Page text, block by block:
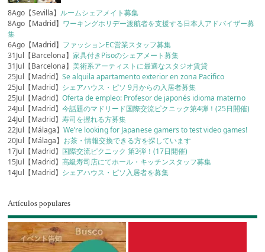
8Ago【Sevilla】 ルームシェアメイト募集
8Ago【Madrid】 ワーキングホリデー渡航者を支援する日本人アドバイザー募
集
6Ago【Madrid】 ファッションEC営業スタッフ募集
31Jul【Barcelona】家具付きPisoのシェアメート募集
31Jul【Barcelona】美術系アーティストに最適なスタジオ賃貸
25Jul【Madrid】Se alquila apartamento exterior en zona Pacifico
25Jul【Madrid】 シェアハウス・ピソ 9月からの入居者募集
25Jul【Madrid】Oferta de empleo: Profesor de japonés idioma materno
24Jul【Madrid】今話題のマドリード国際交流ピクニック第4弾！(25日開催)
24Jul【Madrid】寿司を握れる方募集
22Jul【Málaga】We’re looking for Japanese gamers to test video games!
20Jul【Málaga】 お茶・情報交換できる方を探しています
17Jul【Madrid】 国際交流ピクニック 第3弾！(17日開催)
15Jul【Madrid】高級寿司店にてホール・キッチンスタッフ募集
14Jul【Madrid】 シェアハウス・ピソ入居者を募集
Artículos populares